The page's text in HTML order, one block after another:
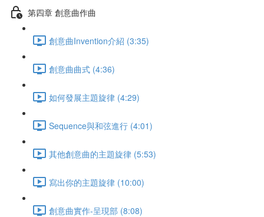
第四章 創意曲作曲
創意曲Invention介紹 (3:35)
創意曲曲式 (4:36)
如何發展主題旋律 (4:29)
Sequence與和弦進行 (4:01)
其他創意曲的主題旋律 (5:53)
寫出你的主題旋律 (10:00)
創意曲實作-呈現部 (8:08)